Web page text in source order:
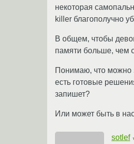
некоторая
killer благополучно
В общем, чтобы
памяти больше, чем
Понимаю, что можно
есть готовые
запишет?
Или может быть в
sotlef